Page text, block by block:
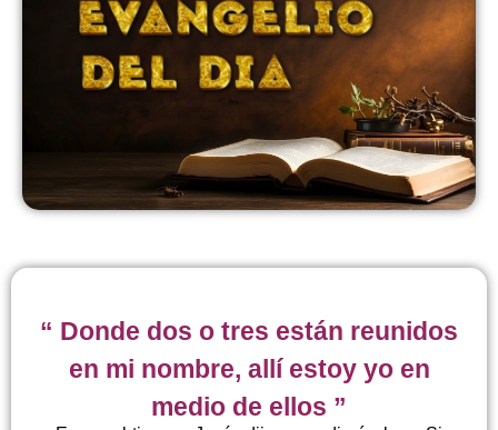
“ Donde dos o tres están reunidos
en mi nombre, allí estoy yo en
medio de ellos ”